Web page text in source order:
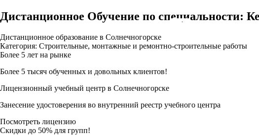
Дистанционное Обучение по специальности:
Дистанционное образование в Солнечногорске
Категория: Строительные, монтажные и ремонтно-строительные работы
Более 5 лет на рынке
Более 5 тысяч обученных и довольных клиентов!
Лицензионный учебный центр в Солнечногорске
Занесение удостоверения во внутренний реестр учебного центра
Посмотреть лицензию
Скидки до 50% для групп!